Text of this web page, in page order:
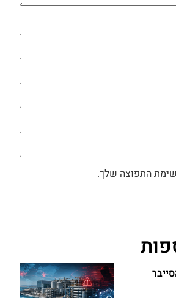
התפוצה שלך.